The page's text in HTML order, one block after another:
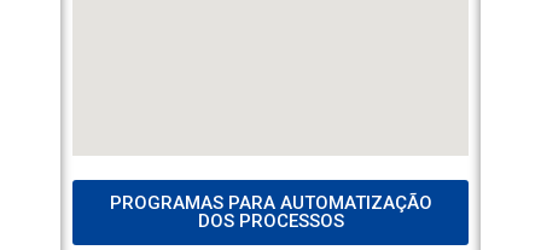
PROGRAMAS PARA AUTOMATIZAÇÃO
DOS PROCESSOS